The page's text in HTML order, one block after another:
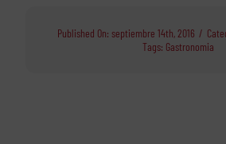
Published On: septiembre 14th, 2016 /
Tags: Gastronomia